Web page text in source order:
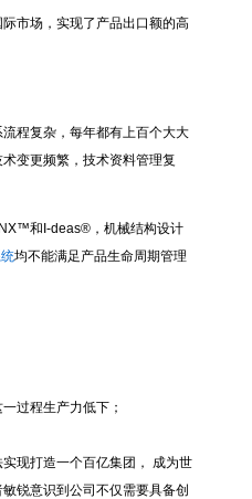
市场，实现了产品出口额的高
程复杂，每年都有上百个大大
变更频繁，技术资料管理复
和I-deas®，机械结构设计
均不能满足产品生命周期管理
过程生产力低下；
现打造一个百亿集团， 成为世
锐意识到公司不仅需要具备创